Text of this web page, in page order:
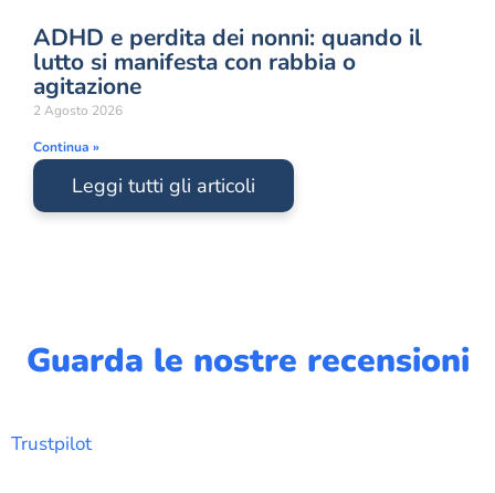
ADHD e perdita dei nonni: quando il
lutto si manifesta con rabbia o
agitazione
2 Agosto 2026
Continua »
Leggi tutti gli articoli
Guarda le nostre recensioni
Trustpilot